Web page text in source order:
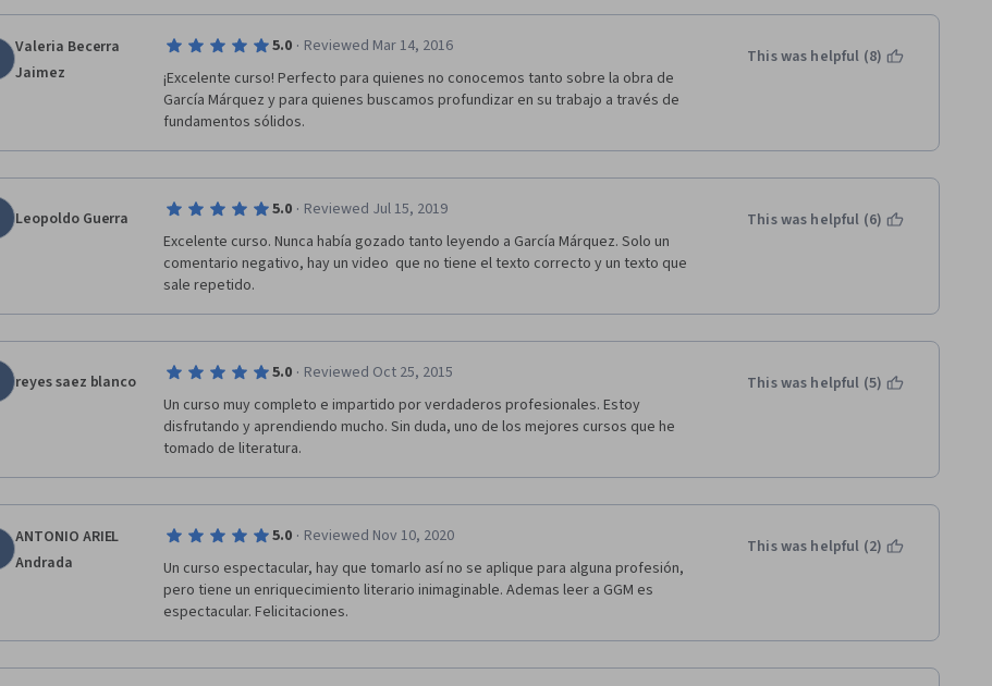
Valeria Becerra
Jaimez
5.0 · Reviewed Mar 14, 2016
¡Excelente curso! Perfecto para quienes no conocemos tanto sobre la obra de
García Márquez y para quienes buscamos profundizar en su trabajo a través de
fundamentos sólidos.
This was helpful (8)
Leopoldo Guerra 5.0 · Reviewed Jul 15, 2019
Excelente curso. Nunca había gozado tanto leyendo a García Márquez. Solo un
comentario negativo, hay un video  que no tiene el texto correcto y un texto que
sale repetido.
This was helpful (6)
reyes saez blanco 5.0 · Reviewed Oct 25, 2015
Un curso muy completo e impartido por verdaderos profesionales. Estoy
disfrutando y aprendiendo mucho. Sin duda, uno de los mejores cursos que he
tomado de literatura.
This was helpful (5)
ANTONIO ARIEL
Andrada
5.0 · Reviewed Nov 10, 2020
Un curso espectacular, hay que tomarlo así no se aplique para alguna profesión,
pero tiene un enriquecimiento literario inimaginable. Ademas leer a GGM es
espectacular. Felicitaciones.
This was helpful (2)